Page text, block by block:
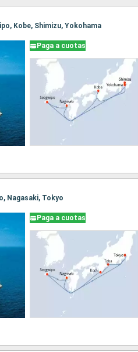
Kobe, Shimizu, Yokohama
Paga a cuotas
Nagasaki, Tokyo
Paga a cuotas